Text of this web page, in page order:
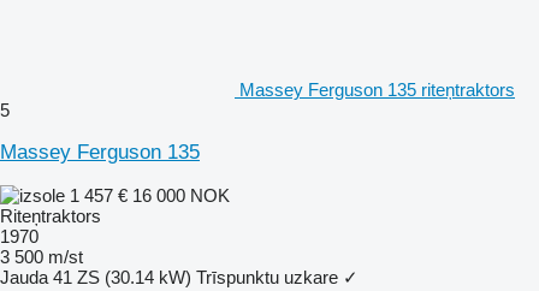
Massey Ferguson 135 riteņtraktors
5
Massey Ferguson 135
1 457 € 16 000 NOK
Riteņtraktors
1970
3 500 m/st
Jauda 41 ZS (30.14 kW) Trīspunktu uzkare ✓